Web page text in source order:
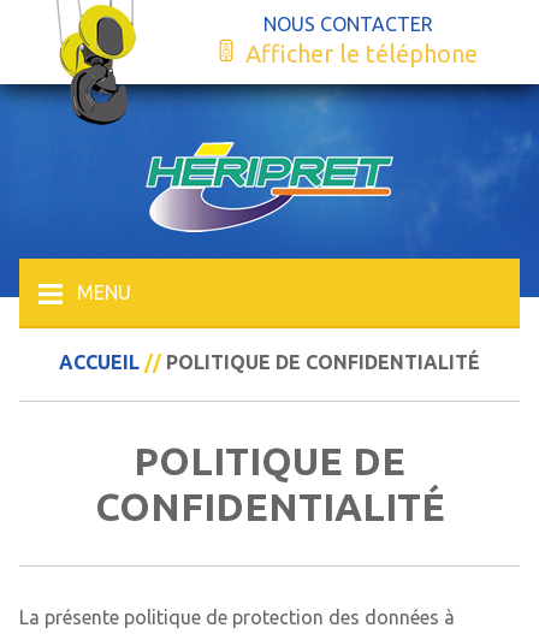
NOUS CONTACTER
Afficher le téléphone
MENU
ACCUEIL // POLITIQUE DE CONFIDENTIALITÉ
POLITIQUE DE
CONFIDENTIALITÉ
La présente politique de protection des données à